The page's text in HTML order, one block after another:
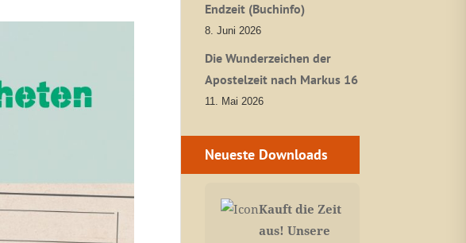
Endzeit (Buchinfo)
8. Juni 2026
Die Wunderzeichen der
Apostelzeit nach Markus 16
11. Mai 2026
Neueste Downloads
Kauft die Zeit
aus! Unsere